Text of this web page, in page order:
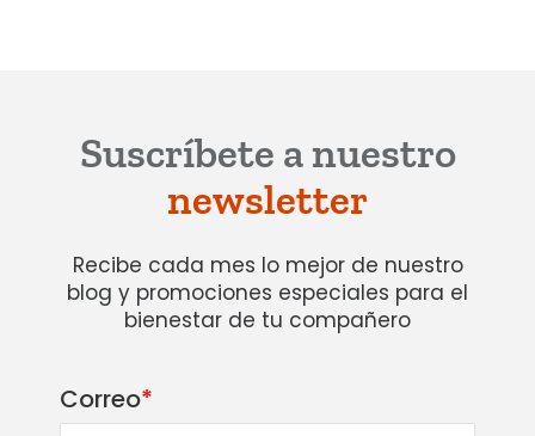
Suscríbete a nuestro
newsletter
Recibe cada mes lo mejor de nuestro
blog y promociones especiales para el
bienestar de tu compañero
Correo*